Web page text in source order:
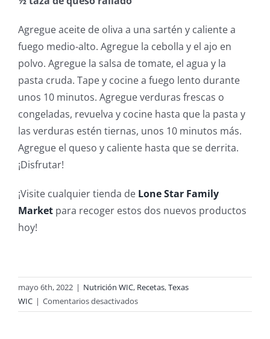
Agregue aceite de oliva a una sartén y caliente a
fuego medio-alto. Agregue la cebolla y el ajo en
polvo. Agregue la salsa de tomate, el agua y la
pasta cruda. Tape y cocine a fuego lento durante
unos 10 minutos. Agregue verduras frescas o
congeladas, revuelva y cocine hasta que la pasta y
las verduras estén tiernas, unos 10 minutos más.
Agregue el queso y caliente hasta que se derrita.
¡Disfrutar!
¡Visite cualquier tienda de Lone Star Family
Market para recoger estos dos nuevos productos
hoy!
mayo 6th, 2022 | Nutrición WIC, Recetas,Texas
WIC | Comentarios desactivadosen
Salsa